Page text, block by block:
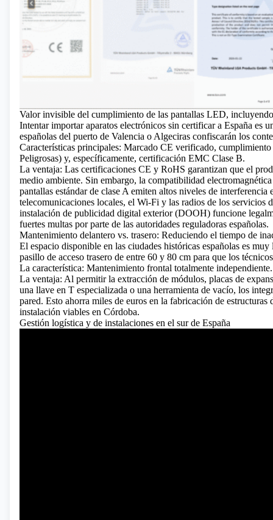
Valor invisible del cumplimiento de las pantallas LED,
Intentar importar aparatos electrónicos sin certificar a España es
españolas del puerto de Valencia o Algeciras confiscarán los
Características principales: Marcado CE verificado,
Peligrosas) y, específicamente, certificación EMC Clase B.
La ventaja: Las certificaciones CE y RoHS garantizan que el
medio ambiente. Sin embargo, la compatibilidad
pantallas estándar de clase A emiten altos niveles de
telecomunicaciones locales, el Wi-Fi y las radios de los
instalación de publicidad digital exterior (DOOH) funcione
fuertes multas por parte de las autoridades reguladoras españolas.
Mantenimiento delantero vs. trasero: Reduciendo el tiempo de
El espacio disponible en las ciudades históricas españolas es
pasillo de acceso trasero de entre 60 y 80 cm para que los
La característica: Mantenimiento frontal totalmente independiente.
La ventaja: Al permitir la extracción de módulos, placas de
una llave en T especializada o una herramienta de vacío, los
pared. Esto ahorra miles de euros en la fabricación de
instalación viables en Córdoba.
Gestión logística y de instalaciones en el sur de España